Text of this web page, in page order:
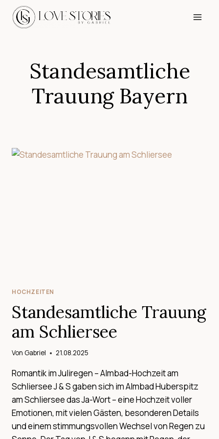
Zum
Inhalt
Standesamtliche
Trauung Bayern
HOCHZEITEN
Standesamtliche Trauung
am Schliersee
Von Gabriel 21.08.2025
Romantik im Juliregen – Almbad-Hochzeit am
Schliersee J & S gaben sich im Almbad Huberspitz
am Schliersee das Ja-Wort – eine Hochzeit voller
Emotionen, mit vielen Gästen, besonderen Details
und einem stimmungsvollen Wechsel von Regen zu